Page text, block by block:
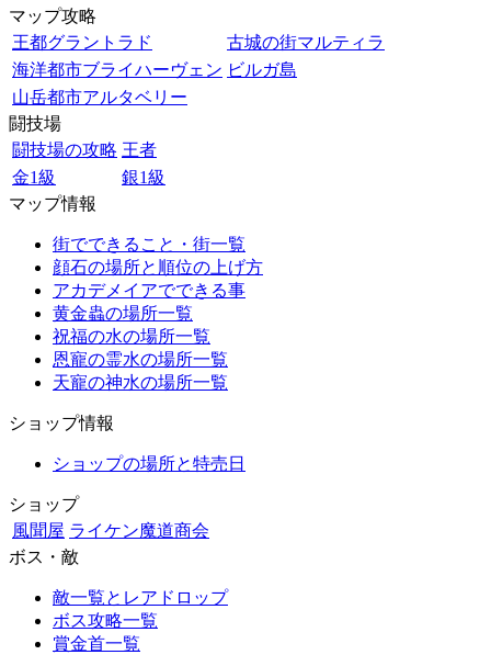
マップ攻略
王都グラントラド
古城の街マルティラ
海洋都市ブライハーヴェン ビルガ島
山岳都市アルタベリー
闘技場
闘技場の攻略 王者
金1級
銀1級
マップ情報
街でできること・街一覧
顔石の場所と順位の上げ方
アカデメイアでできる事
黄金蟲の場所一覧
祝福の水の場所一覧
恩寵の霊水の場所一覧
天寵の神水の場所一覧
ショップ情報
ショップの場所と特売日
ショップ
風聞屋 ライケン魔道商会
ボス・敵
敵一覧とレアドロップ
ボス攻略一覧
賞金首一覧